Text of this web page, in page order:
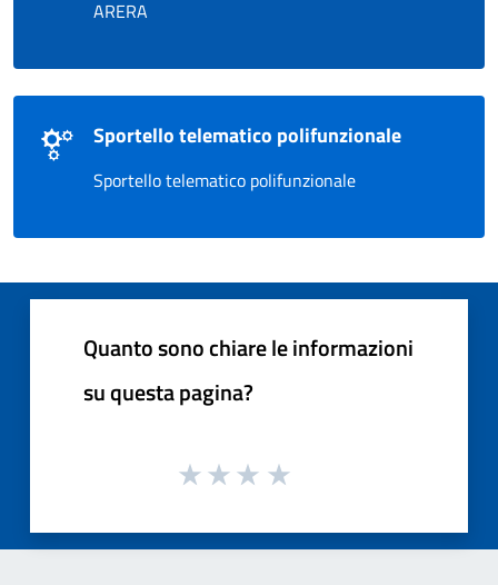
ARERA
Sportello telematico polifunzionale
Sportello telematico polifunzionale
Quanto sono chiare le informazioni
su questa pagina?